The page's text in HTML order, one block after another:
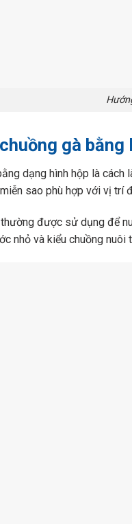
gà
dạng hình hộp là
sao phù hợp với vị trí
được sử dụng để
nhỏ và kiểu chuồng nuôi